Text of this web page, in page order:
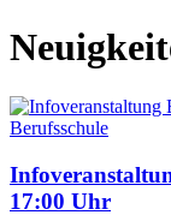
Berufsschule
17:00 Uhr